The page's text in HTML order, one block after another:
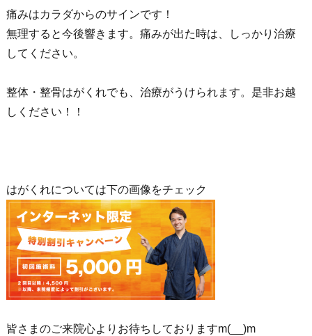
痛みはカラダからのサインです！
無理すると今後響きます。痛みが出た時は、しっかり治療
してください。
整体・整骨はがくれでも、治療がうけられます。是非お越
しください！！
はがくれについては下の画像をチェック
皆さまのご来院心よりお待ちしておりますm(__)m